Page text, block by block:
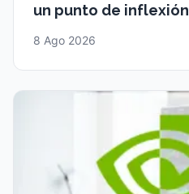
un punto de inflexión
8 Ago 2026